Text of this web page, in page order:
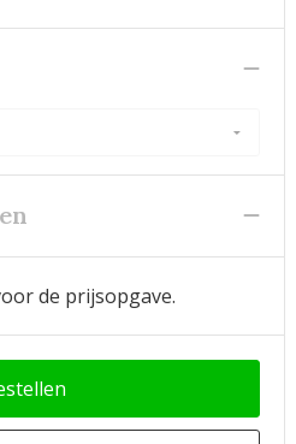
de prijsopgave.